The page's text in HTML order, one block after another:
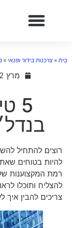
»צרכנות בידור ופנאי»
מרץ 2, 2022
5
רוצים להתחיל
להיות בטוחים
רמת המקצוענות של
להצליח ותוכלו
צריכים להבין איך